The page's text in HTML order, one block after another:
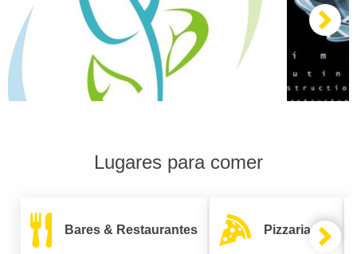
Lugares para comer
Bares & Restaurantes Pizzarias